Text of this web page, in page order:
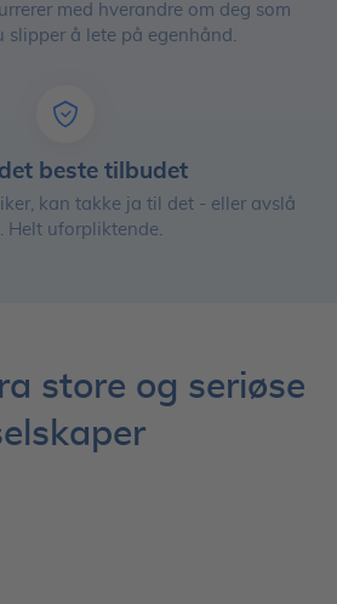
med hverandre om deg som
slipper å lete på egenhånd.
beste tilbudet
kan takke ja til det - eller avslå
Helt uforpliktende.
store og seriøse